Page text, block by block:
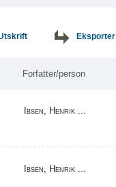
Eksporter
Forfatter/person
Ibsen, Henrik ...
Ibsen, Henrik ...